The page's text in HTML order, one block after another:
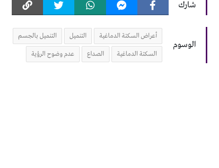
شارك
الوسوم
أعراض السكتة الدماغية التنميل التنميل بالجسم
السكتة الدماغية الصداع عدم وضوح الرؤية